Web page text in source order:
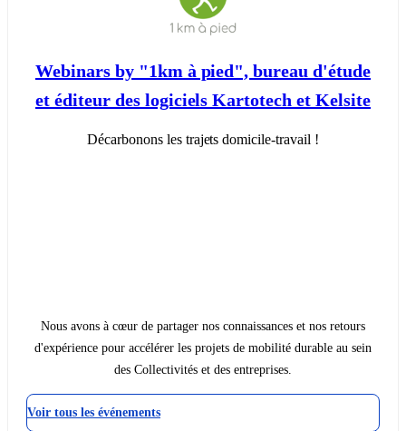
Webinars by "1km à pied", bureau d'étude
et éditeur des logiciels Kartotech et Kelsite
Décarbonons les trajets domicile-travail !
Nous avons à cœur de partager nos connaissances et nos retours
d'expérience pour accélérer les projets de mobilité durable au sein
des Collectivités et des entreprises.
Voir tous les événements